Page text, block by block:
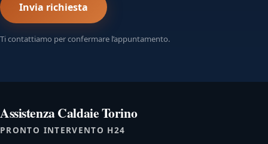
Invia richiesta
Ti contattiamo per confermare l’appuntamento.
Assistenza Caldaie Torino
PRONTO INTERVENTO H24